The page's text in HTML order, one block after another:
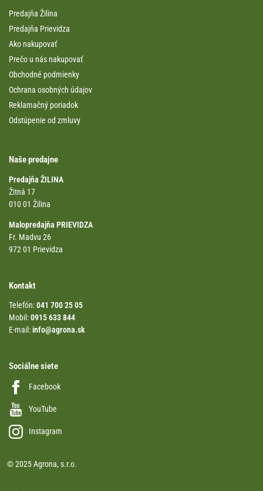
Predajňa Žilina
Predajňa Prievidza
Ako nakupovať
Prečo u nás nakupovať
Obchodné podmienky
Ochrana osobných údajov
Reklamačný poriadok
Odstúpenie od zmluvy
Naše predajne
Predajňa ŽILINA
Žitná 17
010 01 Žilina
Malopredajňa PRIEVIDZA
Fr. Madvu 26
972 01 Prievidza
Kontakt
Telefón:041 700 25 05
Mobil:0915 633 844
E-mail:info@agrona.sk
Sociálne siete
Facebook
YouTube
Instagram
© 2025 Agrona, s.r.o.